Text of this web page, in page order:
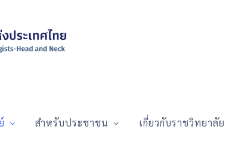
สำหรับประชาชน เกี่ยวกับราชวิทยาลัย